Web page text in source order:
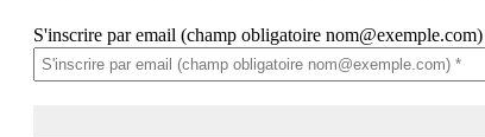
S'inscrire par email (champ obligatoire nom@exemple.com)